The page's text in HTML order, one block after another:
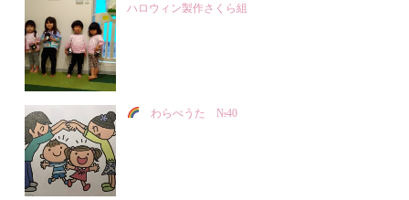
ハロウィン製作さくら組
わらべうた №40